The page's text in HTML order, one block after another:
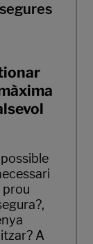
prou
A